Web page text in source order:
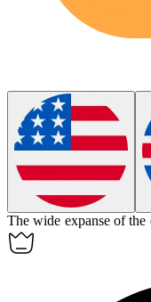
The wide expanse of the